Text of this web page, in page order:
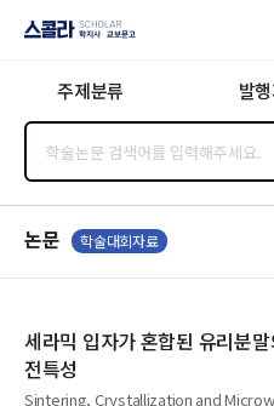
지사·교보문고
주제분류 발
논문 학술대회자료
세라믹 입자가 혼합된 유리분
전특성
Sintering, Crystallization and